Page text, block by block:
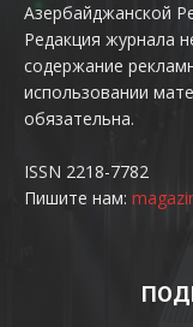
Азербайджанской
Редакция журнала
содержание
использовании
обязательна.
ISSN 2218-7782
Пишите нам: